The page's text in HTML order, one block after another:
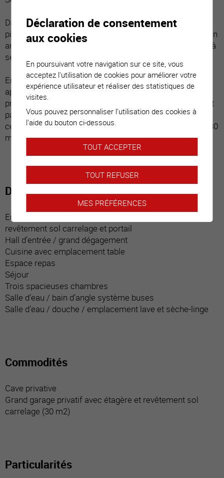
Dans un quartier calme, ce bien se trouve à 10 minutes à
pied du centre de la ville et de toutes ses commodités. Un
arrêt des transports publics desservant toute la ville est à
seulement quelques pas.
En 2013, ce bien a complètement été transformé en
appartement (ancien bureau). Les matériaux sont de
première qualité et les tons harmonieux. Les pièces sont
particulièrement spacieuses. Minutieusement entretenu,
ce logement est vendu en bon état. Un grand garage de 30
m2 est compris dans la vente.
Distribution du bien
Entrée indépendante avec petite terrasse couverte,
revêtement sol carrelage et portail
Hall d’entrée / grand dégagement
Cuisine avec emplacement table
Espace repas
Séjour
Trois spacieuses chambres
Salle d’eau / bain d’angle système buses
Salle d’eau / douche / emplacement lave et sèche-linge
Commodités
Cave privative
Grand garage privatif avec étagère et revêtement sol
carrelage (30 m2)
Particularités
Déclaration de consentement
aux cookies
En poursuivant votre navigation sur ce site, vous
acceptez l'utilisation de cookies pour améliorer votre
expérience utilisateur et réaliser des statistiques de
visites.
Vous pouvez personnaliser l'utilisation des cookies à
l'aide du bouton ci-dessous.
TOUT ACCEPTER
TOUT REFUSER
MES PRÉFÉRENCES